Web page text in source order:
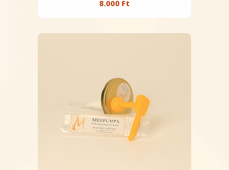
8.000 Ft